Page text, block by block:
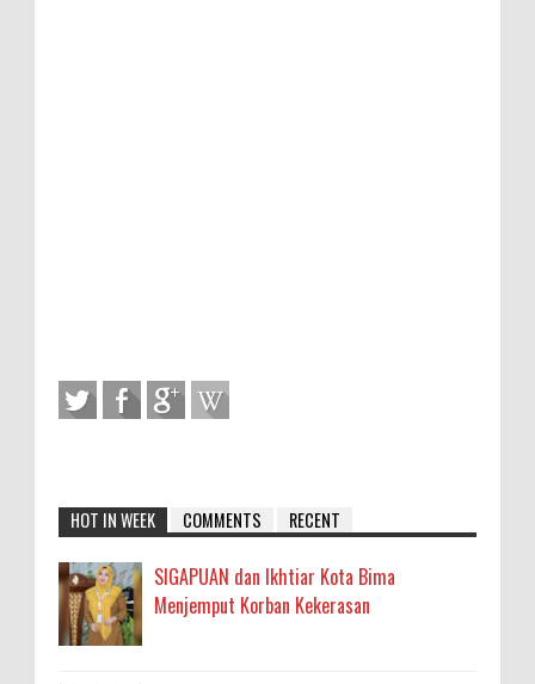
HOT IN WEEK COMMENTS RECENT
SIGAPUAN dan Ikhtiar Kota Bima
Menjemput Korban Kekerasan